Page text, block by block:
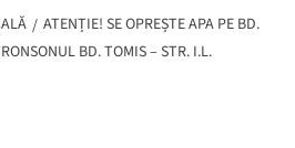
ATENȚIE! SE OPREȘTE APA PE BD.
BD. TOMIS – STR. I.L.